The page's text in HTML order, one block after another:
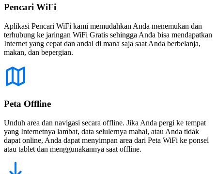
Pencari WiFi
Aplikasi Pencari WiFi kami memudahkan Anda menemukan dan
terhubung ke jaringan WiFi Gratis sehingga Anda bisa mendapatkan
Internet yang cepat dan andal di mana saja saat Anda berbelanja,
makan, dan bepergian.
Peta Offline
Unduh area dan navigasi secara offline. Jika Anda pergi ke tempat
yang Internetnya lambat, data selulernya mahal, atau Anda tidak
dapat online, Anda dapat menyimpan area dari Peta WiFi ke ponsel
atau tablet dan menggunakannya saat offline.